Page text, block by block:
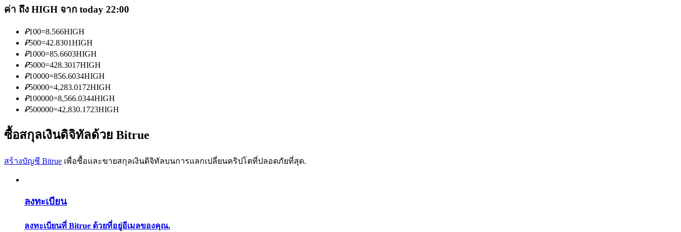
เป็นเทรดเดอร์คัดลอก
เพลิดเพลินกับการแบ่งปันผลกำไรและค่าคอมมิชชั่นการคัดลอกการซื้อขาย
ค่า ถึง HIGH จาก today 22:00
₽100=8.566HIGH
₽500=42.8301HIGH
₽1000=85.6603HIGH
₽5000=428.3017HIGH
₽10000=856.6034HIGH
₽50000=4,283.0172HIGH
₽100000=8,566.0344HIGH
₽500000=42,830.1723HIGH
ซื้อสกุลเงินดิจิทัลด้วย Bitrue
สร้างบัญชี Bitrue เพื่อซื้อและขายสกุลเงินดิจิทัลบนการแลกเปลี่ยนคริปโตที่ปลอดภัยที่สุด.
ลงทะเบียน
ลงทะเบียนที่ Bitrue ด้วยที่อยู่อีเมลของคุณ.